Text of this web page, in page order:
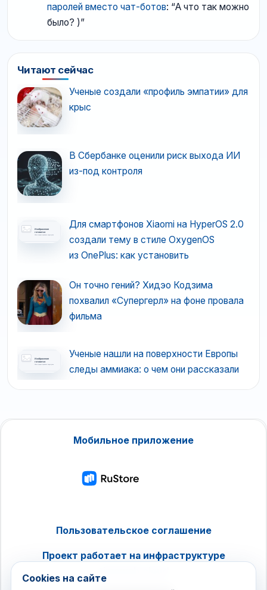
паролей вместо чат-ботов: “А что так можно
было? )”
Читают сейчас
Ученые создали «профиль эмпатии» для
крыс
В Сбербанке оценили риск выхода ИИ
из-под контроля
Для смартфонов Xiaomi на HyperOS 2.0
создали тему в стиле OxygenOS
из OnePlus: как установить
Он точно гений? Хидэо Кодзима
похвалил «Супергерл» на фоне провала
фильма
Ученые нашли на поверхности Европы
следы аммиака: о чем они рассказали
Мобильное приложение
Пользовательское соглашение
Проект работает на инфраструктуре
Cookies на сайте